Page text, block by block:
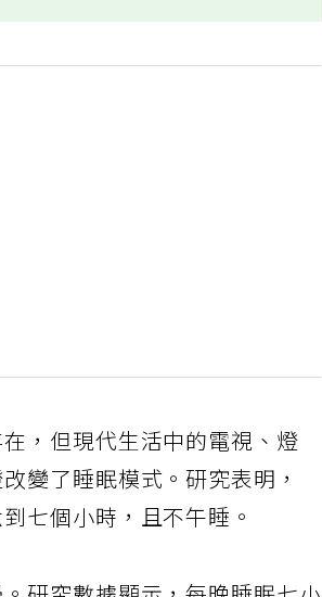
，但現代生活中的電視、燈
變了睡眠模式。研究表明，
七個小時，且不午睡。